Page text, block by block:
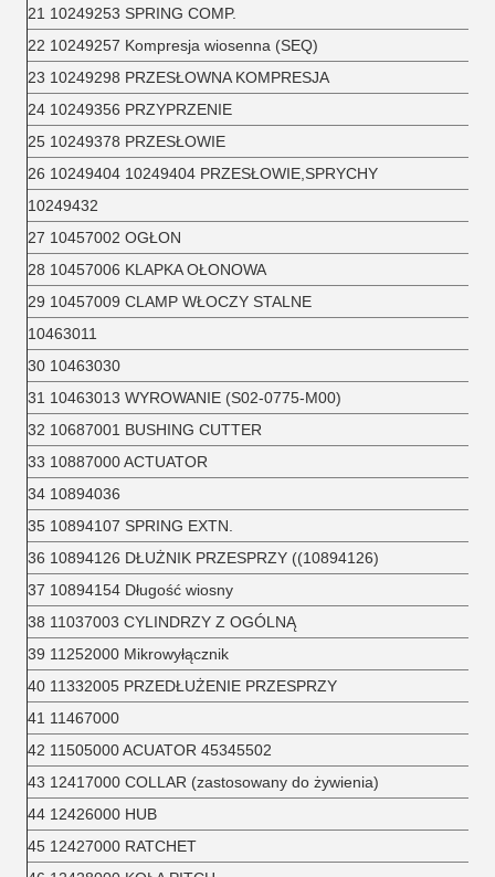
21 10249253 SPRING COMP.
22 10249257 Kompresja wiosenna (SEQ)
23 10249298 PRZESŁOWNA KOMPRESJA
24 10249356 PRZYPRZENIE
25 10249378 PRZESŁOWIE
26 10249404 10249404 PRZESŁOWIE,SPRYCHY
10249432
27 10457002 OGŁON
28 10457006 KLAPKA OŁONOWA
29 10457009 CLAMP WŁOCZY STALNE
10463011
30 10463030
31 10463013 WYROWANIE (S02-0775-M00)
32 10687001 BUSHING CUTTER
33 10887000 ACTUATOR
34 10894036
35 10894107 SPRING EXTN.
36 10894126 DŁUŻNIK PRZESPRZY ((10894126)
37 10894154 Długość wiosny
38 11037003 CYLINDRZY Z OGÓLNĄ
39 11252000 Mikrowyłącznik
40 11332005 PRZEDŁUŻENIE PRZESPRZY
41 11467000
42 11505000 ACUATOR 45345502
43 12417000 COLLAR (zastosowany do żywienia)
44 12426000 HUB
45 12427000 RATCHET